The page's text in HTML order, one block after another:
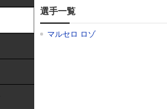
選手一覧
マルセロ ロゾ